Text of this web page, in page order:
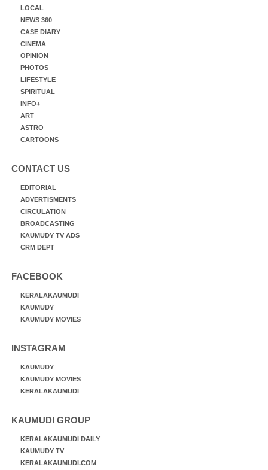
LOCAL
NEWS 360
CASE DIARY
CINEMA
OPINION
PHOTOS
LIFESTYLE
SPIRITUAL
INFO+
ART
ASTRO
CARTOONS
CONTACT US
EDITORIAL
ADVERTISMENTS
CIRCULATION
BROADCASTING
KAUMUDY TV ADS
CRM DEPT
FACEBOOK
KERALAKAUMUDI
KAUMUDY
KAUMUDY MOVIES
INSTAGRAM
KAUMUDY
KAUMUDY MOVIES
KERALAKAUMUDI
KAUMUDI GROUP
KERALAKAUMUDI DAILY
KAUMUDY TV
KERALAKAUMUDI.COM